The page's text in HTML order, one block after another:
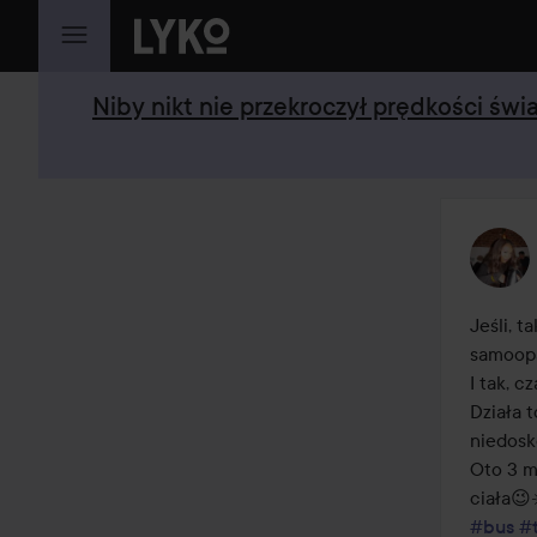
PRZEJDŹ DO TREŚCI
Niby nikt nie przekroczył prędkości
Jeśli,
I tak,
Działa
Oto 3
#bus